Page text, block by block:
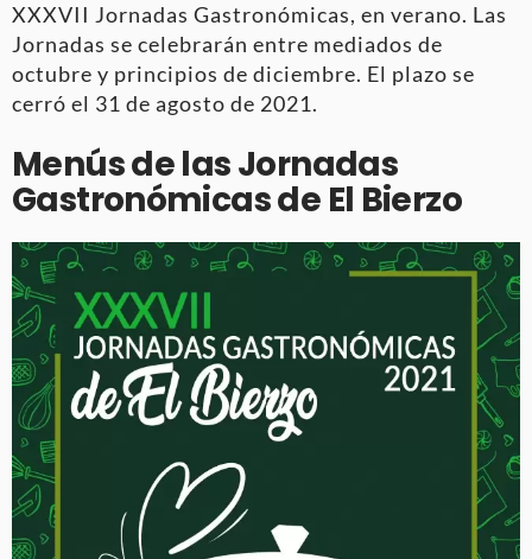
XXXVII Jornadas Gastronómicas, en verano. Las
Jornadas se celebrarán entre mediados de
octubre y principios de diciembre. El plazo se
cerró el 31 de agosto de 2021.
Menús de las Jornadas
Gastronómicas de El Bierzo